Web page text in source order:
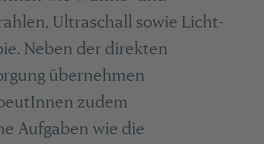
Ultraschall sowie Licht-
Neben der direkten
übernehmen
zudem
Aufgaben wie die